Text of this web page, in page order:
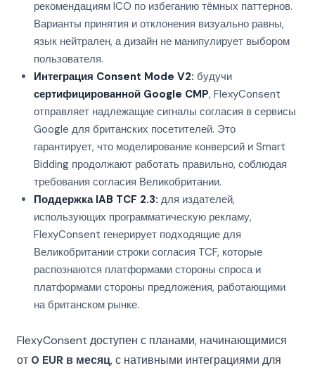
рекомендациям ICO по избеганию тёмных паттернов.
Варианты принятия и отклонения визуально равны,
язык нейтрален, а дизайн не манипулирует выбором
пользователя.
Интеграция Consent Mode V2: будучи
сертифицированной Google CMP, FlexyConsent
отправляет надлежащие сигналы согласия в сервисы
Google для британских посетителей. Это
гарантирует, что моделирование конверсий и Smart
Bidding продолжают работать правильно, соблюдая
требования согласия Великобритании.
Поддержка IAB TCF 2.3: для издателей,
использующих программатическую рекламу,
FlexyConsent генерирует подходящие для
Великобритании строки согласия TCF, которые
распознаются платформами стороны спроса и
платформами стороны предложения, работающими
на британском рынке.
FlexyConsent доступен с планами, начинающимися
от 0 EUR в месяц, с нативными интеграциями для